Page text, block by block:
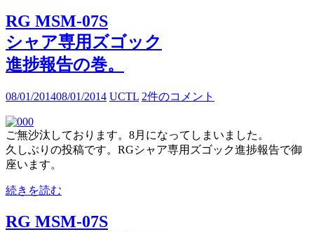
RG MSM-07S
シャア専用ズゴック
進捗報告の巻。
08/01/201408/01/2014 UCTL 2件のコメント
ご無沙汰しております。8月になってしまいました。
久しぶりの投稿です。RGシャア専用ズゴック進捗報告で御
座います。
続きを読む
RG MSM-07S